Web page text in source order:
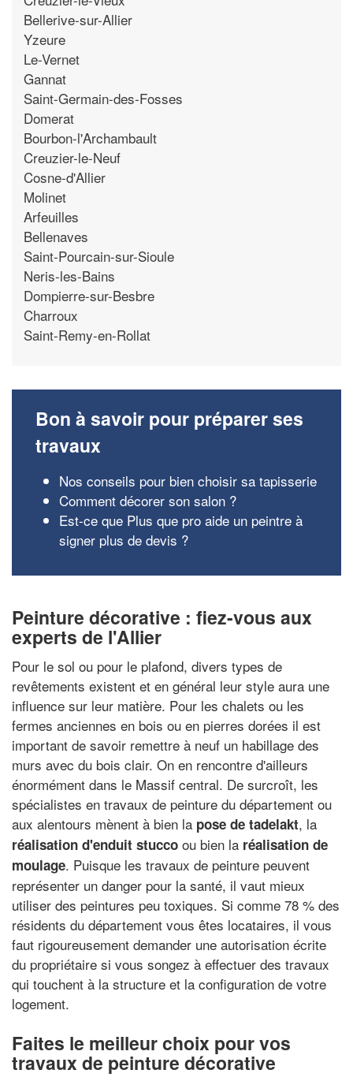
Bellerive-sur-Allier
Yzeure
Le-Vernet
Gannat
Saint-Germain-des-Fosses
Domerat
Bourbon-l'Archambault
Creuzier-le-Neuf
Cosne-d'Allier
Molinet
Arfeuilles
Bellenaves
Saint-Pourcain-sur-Sioule
Neris-les-Bains
Dompierre-sur-Besbre
Charroux
Saint-Remy-en-Rollat
Bon à savoir pour préparer ses
travaux
Nos conseils pour bien choisir sa tapisserie
Comment décorer son salon ?
Est-ce que Plus que pro aide un peintre à
signer plus de devis ?
Peinture décorative : fiez-vous aux
experts de l'Allier
Pour le sol ou pour le plafond, divers types de
revêtements existent et en général leur style aura une
influence sur leur matière. Pour les chalets ou les
fermes anciennes en bois ou en pierres dorées il est
important de savoir remettre à neuf un habillage des
murs avec du bois clair. On en rencontre d'ailleurs
énormément dans le Massif central. De surcroît, les
spécialistes en travaux de peinture du département ou
aux alentours mènent à bien la pose de tadelakt, la
réalisation d'enduit stucco ou bien la réalisation de
moulage. Puisque les travaux de peinture peuvent
représenter un danger pour la santé, il vaut mieux
utiliser des peintures peu toxiques. Si comme 78 % des
résidents du département vous êtes locataires, il vous
faut rigoureusement demander une autorisation écrite
du propriétaire si vous songez à effectuer des travaux
qui touchent à la structure et la configuration de votre
logement.
Faites le meilleur choix pour vos
travaux de peinture décorative